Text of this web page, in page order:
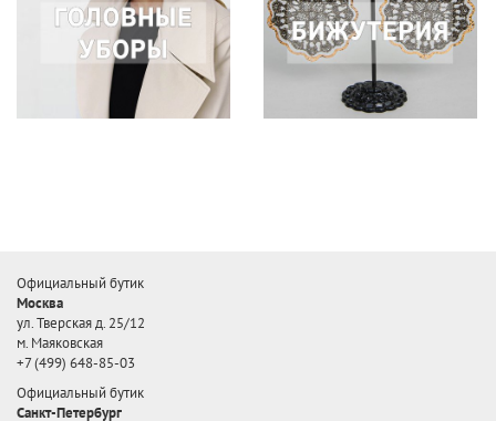
Официальный бутик
Москва
ул. Тверская д. 25/12
м. Маяковская
+7 (499) 648-85-03
Официальный бутик
Санкт-Петербург